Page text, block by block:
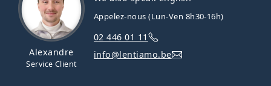
Alexandre
Service Client
Appelez-nous (Lun-Ven 8h30-16h)
02 446 01 11
info@lentiamo.be